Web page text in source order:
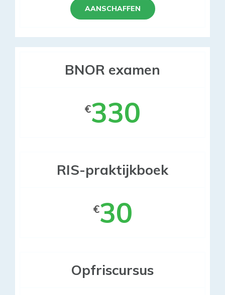
AANSCHAFFEN
BNOR examen
€330
RIS-praktijkboek
€30
Opfriscursus